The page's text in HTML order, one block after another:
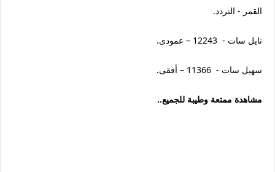
القمر - التردد.
نايل سات - 12243 – عمودى.
سهيل سات - 11366 – أفقى.
مشاهدة ممتعة وطيبة للجميع..